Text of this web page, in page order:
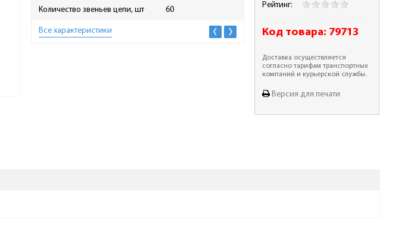
Количество звеньев цепи, шт 60 Длина упаковки, мм
Все характеристики
Рейтинг:
Код товара: 79713
Доставка осуществляется
согласно тарифам транспортных
компаний и курьерской службы.
Версия для печати